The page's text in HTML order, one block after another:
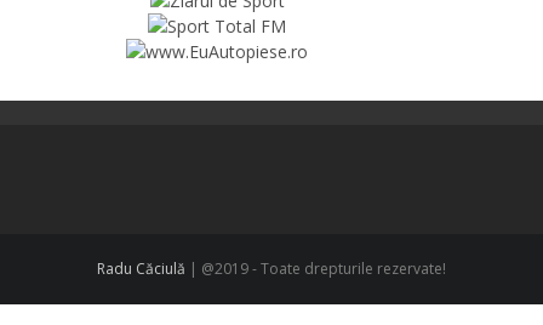
Radu Căciulă | @2019 - Toate drepturile rezervate!